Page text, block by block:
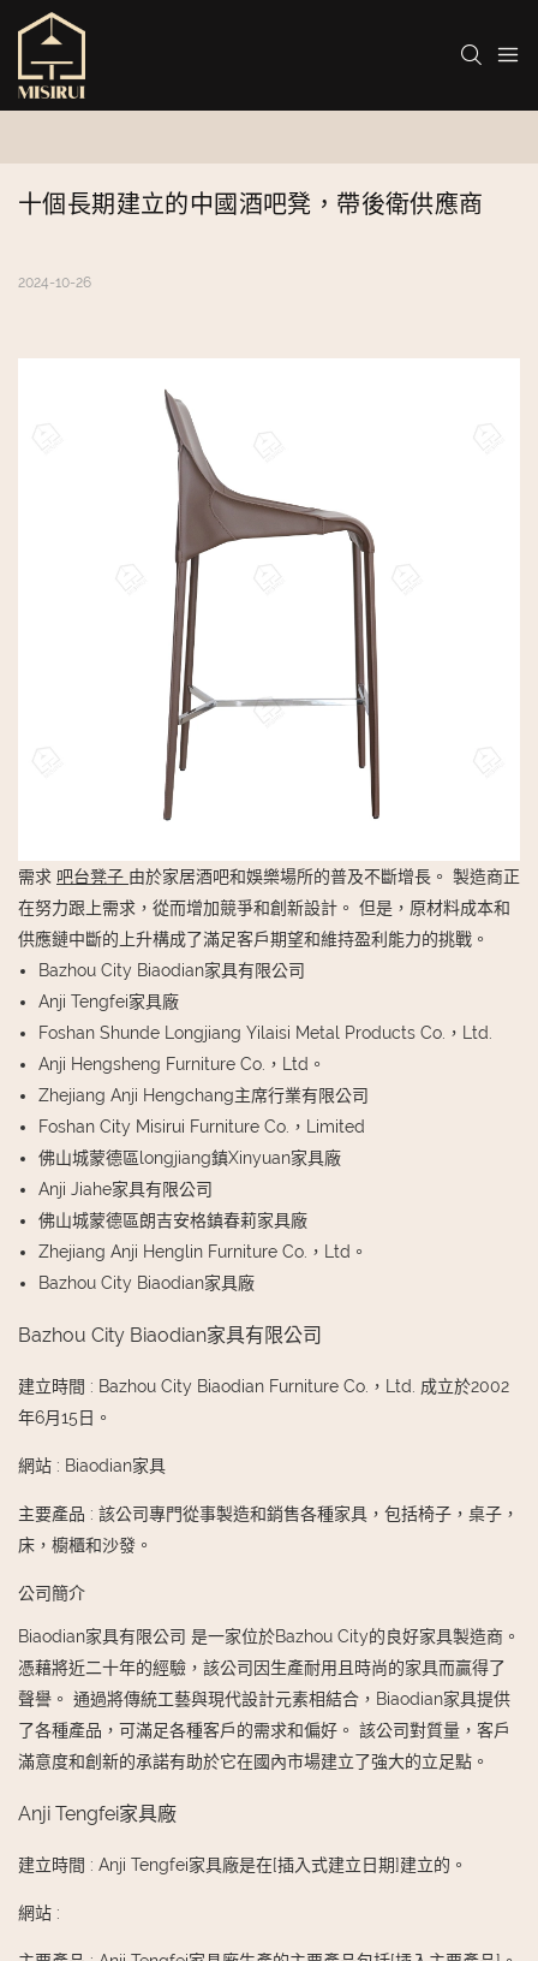
十個長期建立的中國酒吧凳，帶後衛供應商
2024-10-26
需求 吧台凳子 由於家居酒吧和娛樂場所的普及不斷增長。 製造商正
在努力跟上需求，從而增加競爭和創新設計。 但是，原材料成本和
供應鏈中斷的上升構成了滿足客戶期望和維持盈利能力的挑戰。
Bazhou City Biaodian家具有限公司
Anji Tengfei家具廠
Foshan Shunde Longjiang Yilaisi Metal Products Co.，Ltd.
Anji Hengsheng Furniture Co.，Ltd。
Zhejiang Anji Hengchang主席行業有限公司
Foshan City Misirui Furniture Co.，Limited
佛山城蒙德區longjiang鎮Xinyuan家具廠
Anji Jiahe家具有限公司
佛山城蒙德區朗吉安格鎮春莉家具廠
Zhejiang Anji Henglin Furniture Co.，Ltd。
Bazhou City Biaodian家具廠
Bazhou City Biaodian家具有限公司
建立時間 : Bazhou City Biaodian Furniture Co.，Ltd. 成立於2002
年6月15日。
網站 : Biaodian家具
主要產品 : 該公司專門從事製造和銷售各種家具，包括椅子，桌子，
床，櫥櫃和沙發。
公司簡介
Biaodian家具有限公司 是一家位於Bazhou City的良好家具製造商。
憑藉將近二十年的經驗，該公司因生產耐用且時尚的家具而贏得了
聲譽。 通過將傳統工藝與現代設計元素相結合，Biaodian家具提供
了各種產品，可滿足各種客戶的需求和偏好。 該公司對質量，客戶
滿意度和創新的承諾有助於它在國內市場建立了強大的立足點。
Anji Tengfei家具廠
建立時間 : Anji Tengfei家具廠是在[插入式建立日期]建立的。
網站 :